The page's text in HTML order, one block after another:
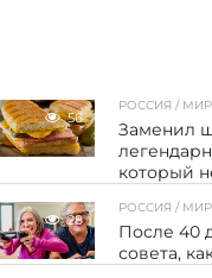
56
РОССИЯ / МИР
Заменил
который
28
РОССИЯ / МИР
После 40
совета,